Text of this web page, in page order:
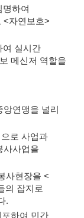
명하여
<자연보호>
여 실시간
메신저 역할을
앙연맹을 널리
로 사업과
사사업을
사현장을 <
의 잡지로
.
하여 민간